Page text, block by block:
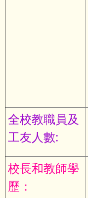
全校教職員及
工友人數:
校長和教師學
歷：